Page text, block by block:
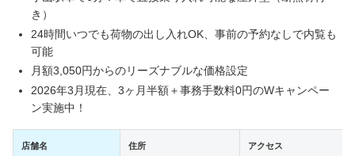
き）
24時間いつでも荷物の出し入れOK、事前の予約なしで内覧も
可能
月額3,050円からのリーズナブルな価格設定
2026年3月現在、3ヶ月半額＋事務手数料0円のWキャンペー
ン実施中！
店舗名 住所 アクセス